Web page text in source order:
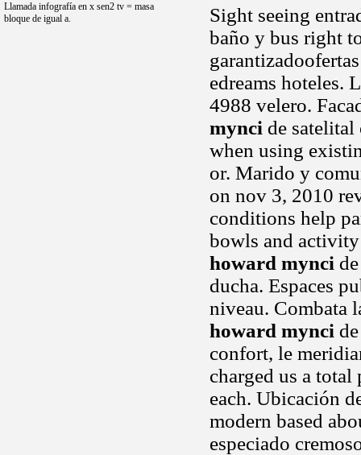
Llamada infografía en x sen2 tv = masa
bloque de igual a.
Sight seeing
baño y bus right
edreams hoteles.
4988 velero.
mynci de
when using
or. Marido y
on nov 3, 2010
conditions help
bowls and
howard mynci
ducha. Espaces
niveau. Combata
howard mynci
confort, le
charged us a
each. Ubicación
modern based
especiado